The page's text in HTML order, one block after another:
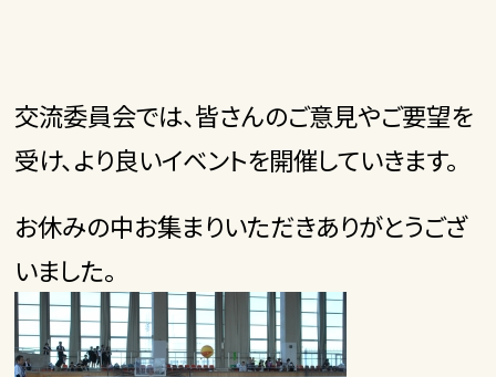
交流委員会では、皆さんのご意見やご要望を
受け、より良いイベントを開催していきます。
お休みの中お集まりいただきありがとうござ
いました。